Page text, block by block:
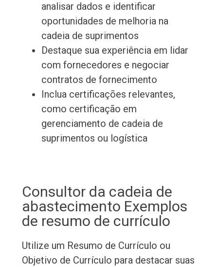
analisar dados e identificar
oportunidades de melhoria na
cadeia de suprimentos
Destaque sua experiência em lidar
com fornecedores e negociar
contratos de fornecimento
Inclua certificações relevantes,
como certificação em
gerenciamento de cadeia de
suprimentos ou logística
Consultor da cadeia de
abastecimento Exemplos
de resumo de currículo
Utilize um Resumo de Currículo ou
Objetivo de Currículo para destacar suas